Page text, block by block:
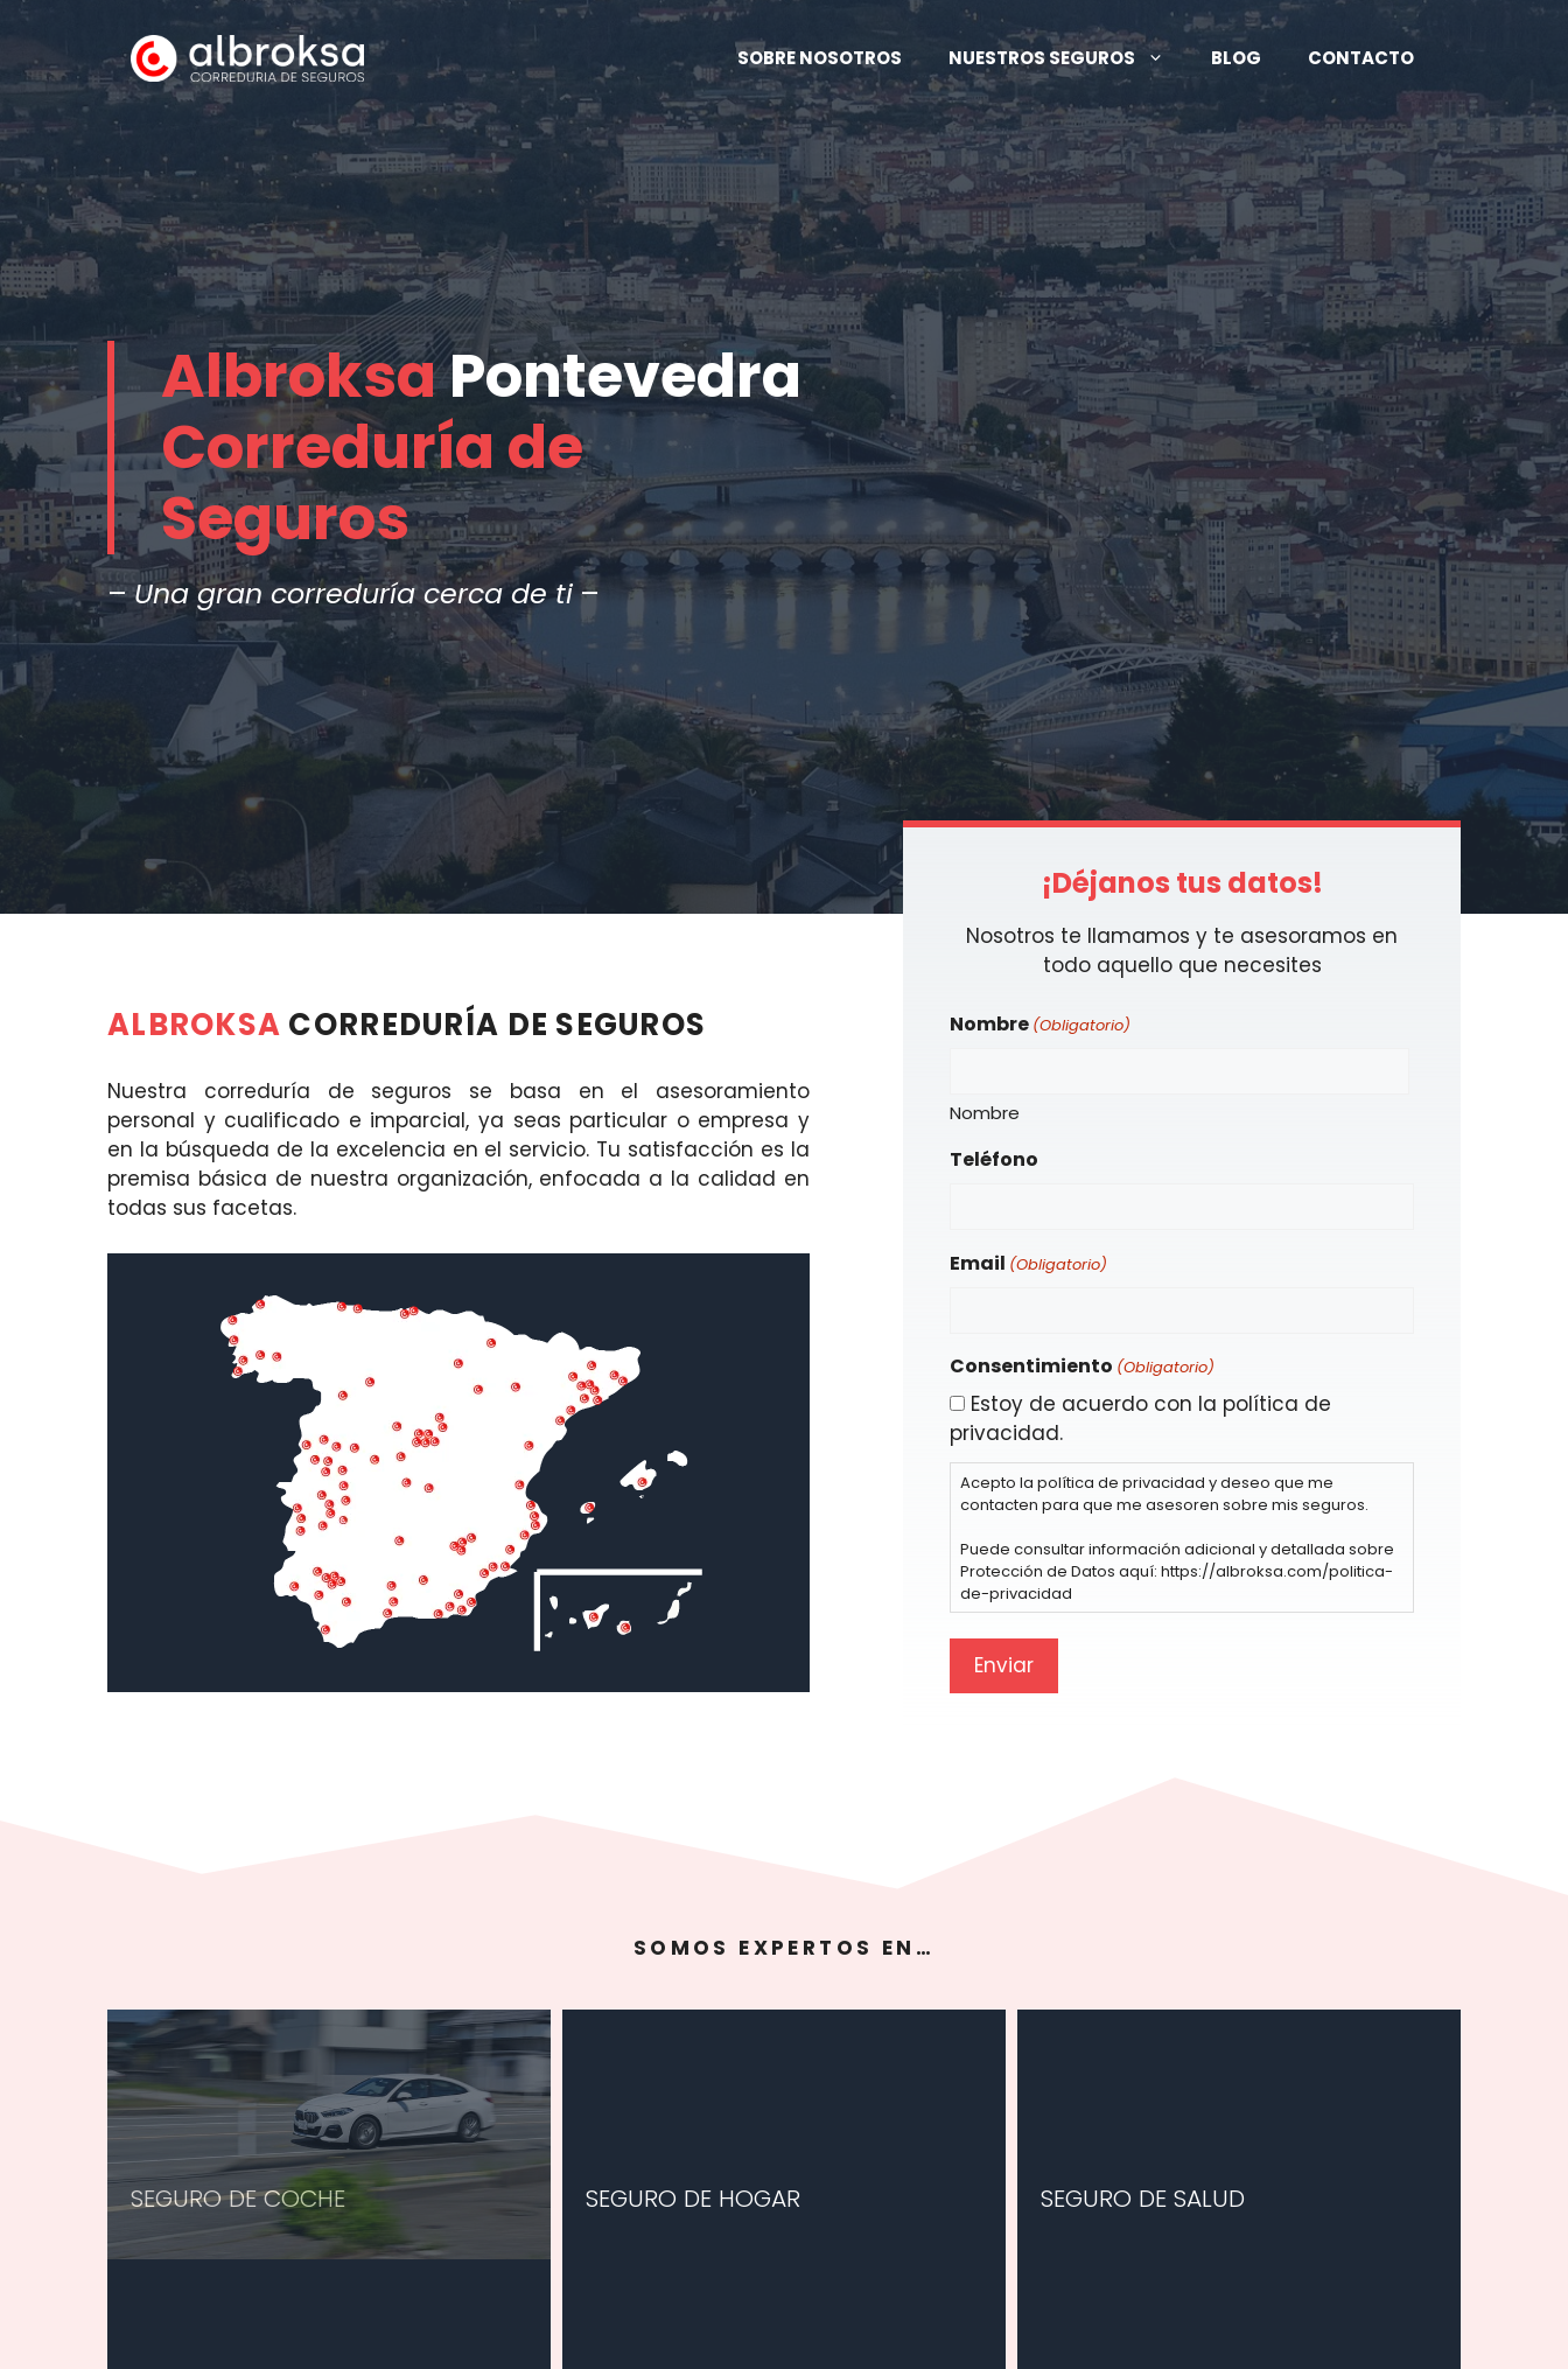
Saltar
contenido
SOBRE NOSOTROS NUESTROS SEGUROS BLOG CONTACTO
AlbroksaPontevedra
Correduría de
Seguros
–Una gran correduría cerca de ti–
ALBROKSA CORREDURÍA DE SEGUROS
Nuestra correduría de seguros se basa en el asesoramiento
personal y cualificado e imparcial, ya seas particular o empresa y
en la búsqueda de la excelencia en el servicio. Tu satisfacción es la
premisa básica de nuestra organización, enfocada a la calidad en
todas sus facetas.
¡Déjanos tus datos!
Nosotros te llamamos y te asesoramos en
todo aquello que necesites
Nombre (Obligatorio)
Nombre
Teléfono
Email (Obligatorio)
Consentimiento (Obligatorio)
Estoy de acuerdo con la política de
privacidad.
Acepto la política de privacidad y deseo que me
contacten para que me asesoren sobre mis seguros.
Puede consultar información adicional y detallada sobre
Protección de Datos aquí: https://albroksa.com/politica-
de-privacidad
SOMOS EXPERTOS EN…
SEGURO DE COCHE SEGURO DE HOGAR SEGURO DE SALUD